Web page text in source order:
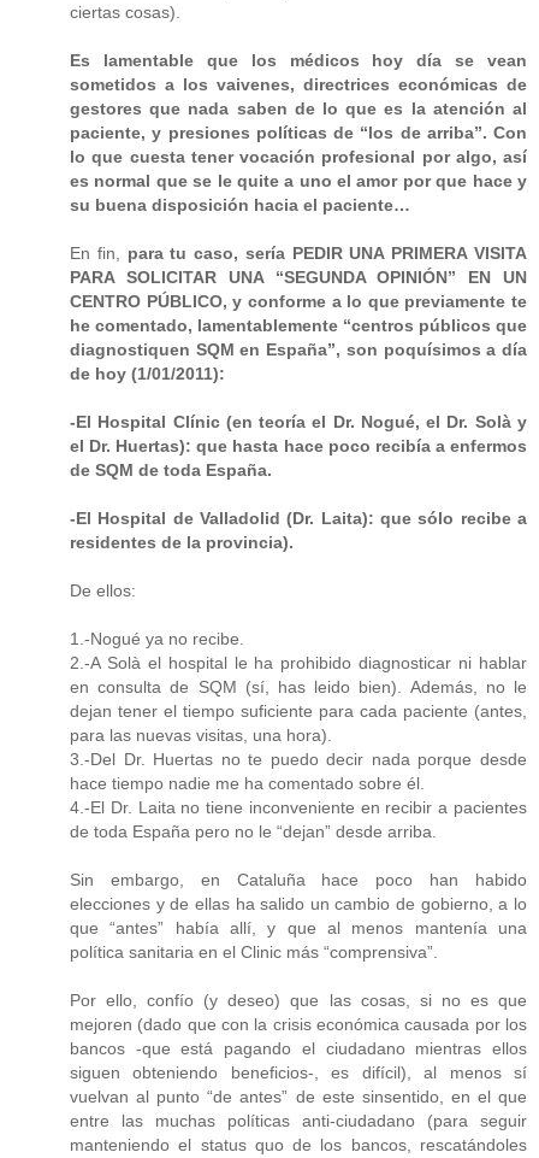
ciertas cosas).
Es lamentable que los médicos hoy día se vean
sometidos a los vaivenes, directrices económicas de
gestores que nada saben de lo que es la atención al
paciente, y presiones políticas de “los de arriba”. Con
lo que cuesta tener vocación profesional por algo, así
es normal que se le quite a uno el amor por que hace y
su buena disposición hacia el paciente…
En fin, para tu caso, sería PEDIR UNA PRIMERA VISITA
PARA SOLICITAR UNA “SEGUNDA OPINIÓN” EN UN
CENTRO PÚBLICO, y conforme a lo que previamente te
he comentado, lamentablemente “centros públicos que
diagnostiquen SQM en España”, son poquísimos a día
de hoy (1/01/2011):
-El Hospital Clínic (en teoría el Dr. Nogué, el Dr. Solà y
el Dr. Huertas): que hasta hace poco recibía a enfermos
de SQM de toda España.
-El Hospital de Valladolid (Dr. Laita): que sólo recibe a
residentes de la provincia).
De ellos:
1.-Nogué ya no recibe.
2.-A Solà el hospital le ha prohibido diagnosticar ni hablar
en consulta de SQM (sí, has leido bien). Además, no le
dejan tener el tiempo suficiente para cada paciente (antes,
para las nuevas visitas, una hora).
3.-Del Dr. Huertas no te puedo decir nada porque desde
hace tiempo nadie me ha comentado sobre él.
4.-El Dr. Laita no tiene inconveniente en recibir a pacientes
de toda España pero no le “dejan” desde arriba.
Sin embargo, en Cataluña hace poco han habido
elecciones y de ellas ha salido un cambio de gobierno, a lo
que “antes” había allí, y que al menos mantenía una
política sanitaria en el Clinic más “comprensiva”.
Por ello, confío (y deseo) que las cosas, si no es que
mejoren (dado que con la crisis económica causada por los
bancos -que está pagando el ciudadano mientras ellos
siguen obteniendo beneficios-, es difícil), al menos sí
vuelvan al punto “de antes” de este sinsentido, en el que
entre las muchas políticas anti-ciudadano (para seguir
manteniendo el status quo de los bancos, rescatándoles